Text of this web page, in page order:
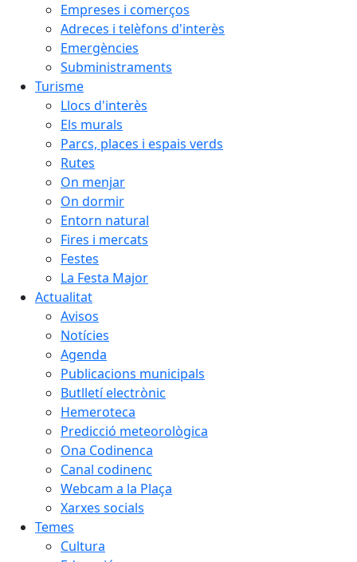
Empreses i comerços
Adreces i telèfons d'interès
Emergències
Subministraments
Turisme
Llocs d'interès
Els murals
Parcs, places i espais verds
Rutes
On menjar
On dormir
Entorn natural
Fires i mercats
Festes
La Festa Major
Actualitat
Avisos
Notícies
Agenda
Publicacions municipals
Butlletí electrònic
Hemeroteca
Predicció meteorològica
Ona Codinenca
Canal codinenc
Webcam a la Plaça
Xarxes socials
Temes
Cultura